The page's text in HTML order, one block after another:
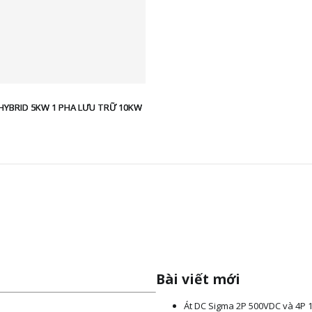
5KW 1 PHA LƯU TRỮ 10KW
Bài viết mới
Át DC Sigma 2P 500VDC và 4P